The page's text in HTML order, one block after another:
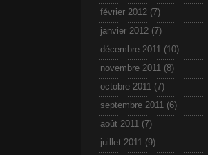
février 2012 (7)
janvier 2012 (7)
décembre 2011 (10)
novembre 2011 (8)
octobre 2011 (7)
septembre 2011 (6)
août 2011 (7)
juillet 2011 (9)